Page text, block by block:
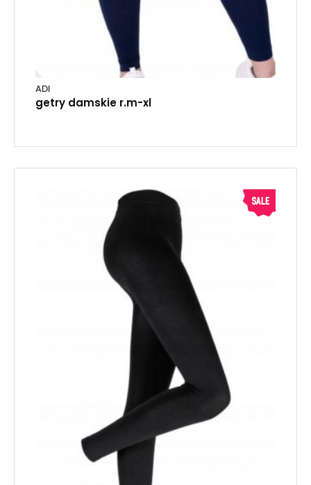
ADI
getry damskie r.m-xl